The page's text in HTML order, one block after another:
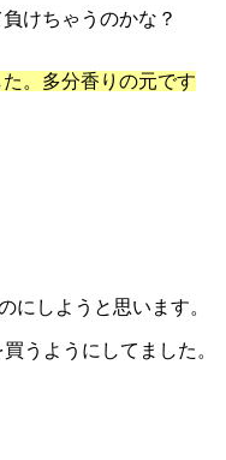
けちゃうのかな？
。多分香りの元です
にしようと思います。
うようにしてました。